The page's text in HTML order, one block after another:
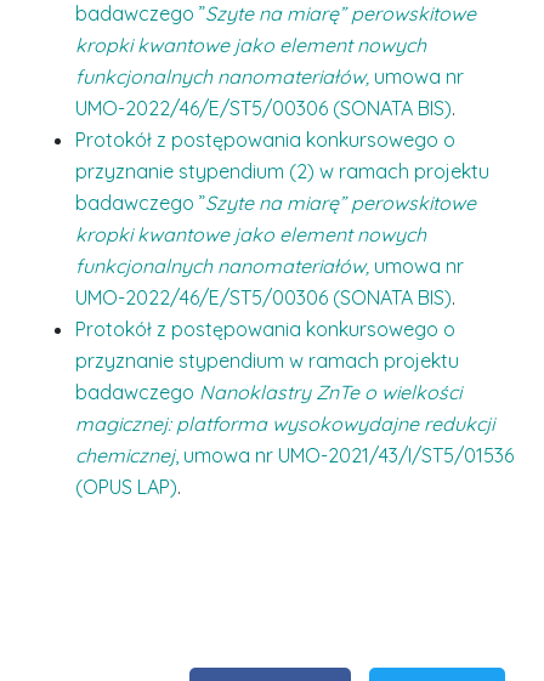
badawczego ”Szyte na miarę” perowskitowe
kropki kwantowe jako element nowych
funkcjonalnych nanomateriałów, umowa nr
UMO-2022/46/E/ST5/00306 (SONATA BIS).
Protokół z postępowania konkursowego o
przyznanie stypendium (2) w ramach projektu
badawczego ”Szyte na miarę” perowskitowe
kropki kwantowe jako element nowych
funkcjonalnych nanomateriałów, umowa nr
UMO-2022/46/E/ST5/00306 (SONATA BIS).
Protokół z postępowania konkursowego o
przyznanie stypendium w ramach projektu
badawczego Nanoklastry ZnTe o wielkości
magicznej: platforma wysokowydajne redukcji
chemicznej, umowa nr UMO-2021/43/I/ST5/01536
(OPUS LAP).